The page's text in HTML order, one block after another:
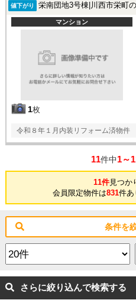
値下がり 栄南団地3号棟|川西市栄町
マンション
1枚
令和８年１月内装リフォーム済物
11件中1～
11件見つか
会員限定物件は831件あ
条件を
さらに絞り込んで検索する